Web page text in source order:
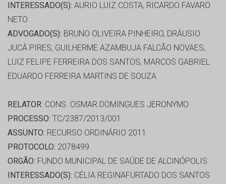
INTERESSADO(S): AURIO LUIZ COSTA, RICARDO FAVARO
NETO
ADVOGADO(S): BRUNO OLIVEIRA PINHEIRO, DRÁUSIO
JUCÁ PIRES, GUILHERME AZAMBUJA FALCÃO NOVAES,
LUIZ FELIPE FERREIRA DOS SANTOS, MARCOS GABRIEL
EDUARDO FERREIRA MARTINS DE SOUZA
RELATOR: CONS. OSMAR DOMINGUES JERONYMO
PROCESSO: TC/2387/2013/001
ASSUNTO: RECURSO ORDINÁRIO 2011
PROTOCOLO: 2078499
ORGÃO: FUNDO MUNICIPAL DE SAÚDE DE ALCINÓPOLIS
INTERESSADO(S): CÉLIA REGINAFURTADO DOS SANTOS